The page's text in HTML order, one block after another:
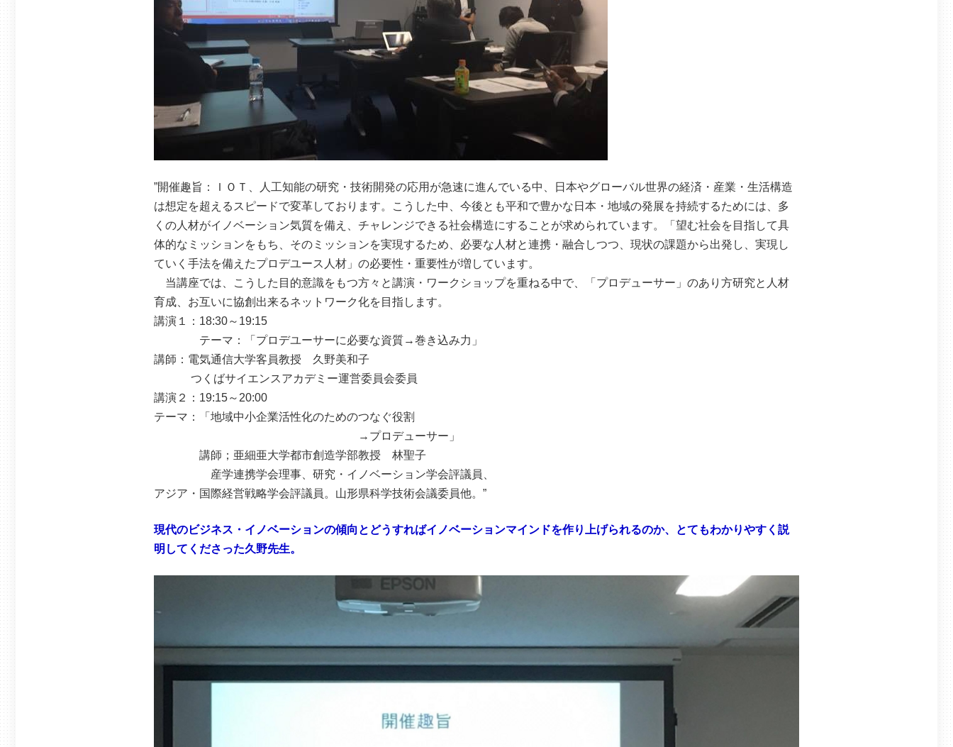
”開催趣旨：ＩＯＴ、人工知能の研究・技術開発の応用が急速に進んでいる中、日本やグローバル世界の経済・産業・生活構造
は想定を超えるスピードで変革しております。こうした中、今後とも平和で豊かな日本・地域の発展を持続するためには、多
くの人材がイノベーション気質を備え、チャレンジできる社会構造にすることが求められています。「望む社会を目指して具
体的なミッションをもち、そのミッションを実現するため、必要な人材と連携・融合しつつ、現状の課題から出発し、実現し
ていく手法を備えたプロデユース人材」の必要性・重要性が増しています。
当講座では、こうした目的意識をもつ方々と講演・ワークショップを重ねる中で、「プロデューサー」のあり方研究と人材
育成、お互いに協創出来るネットワーク化を目指します。
講演１：18:30～19:15
テーマ：「プロデユーサーに必要な資質→巻き込み力」
講師：電気通信大学客員教授 久野美和子
つくばサイエンスアカデミー運営委員会委員
講演２：19:15～20:00
テーマ：「地域中小企業活性化のためのつなぐ役割
→プロデューサー」
講師；亜細亜大学都市創造学部教授 林聖子
産学連携学会理事、研究・イノベーション学会評議員、
アジア・国際経営戦略学会評議員。山形県科学技術会議委員他。”
現代のビジネス・イノベーションの傾向とどうすればイノベーションマインドを作り上げられるのか、とてもわかりやすく説
明してくださった久野先生。